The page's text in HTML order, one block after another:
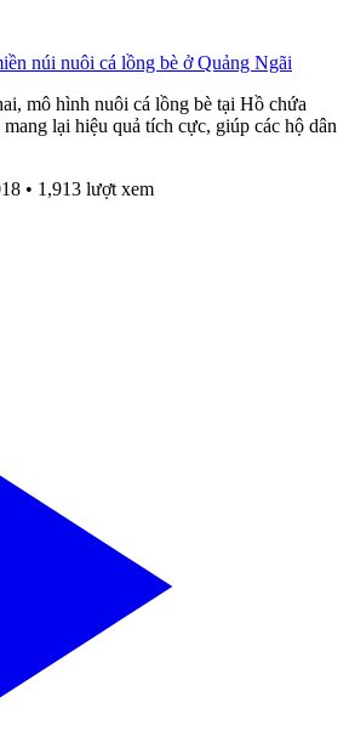
núi nuôi cá lồng bè ở Quảng Ngãi
mô hình nuôi cá lồng bè tại Hồ chứa
lại hiệu quả tích cực, giúp các hộ dân
• 1,913 lượt xem